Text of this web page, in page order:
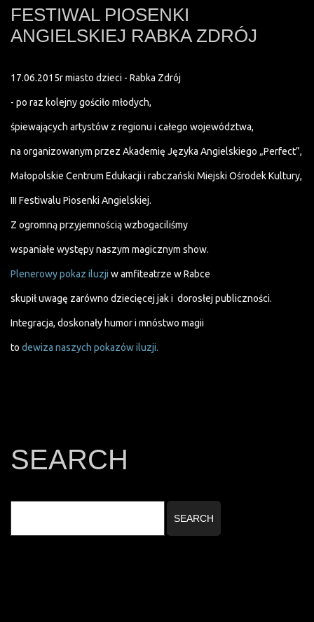
FESTIWAL PIOSENKI
ANGIELSKIEJ RABKA ZDRÓJ
17.06.2015r miasto dzieci - Rabka Zdrój
- po raz kolejny gościło młodych,
śpiewających artystów z regionu i całego województwa,
na organizowanym przez Akademię Języka Angielskiego „Perfect”,
Małopolskie Centrum Edukacji i rabczański Miejski Ośrodek Kultury,
III Festiwalu Piosenki Angielskiej.
Z ogromną przyjemnością wzbogaciliśmy
wspaniałe występy naszym magicznym show.
Plenerowy pokaz iluzji w amfiteatrze w Rabce
skupił uwagę zarówno dziecięcej jak i dorosłej publiczności.
Integracja, doskonały humor i mnóstwo magii
to dewiza naszych pokazów iluzji.
SEARCH